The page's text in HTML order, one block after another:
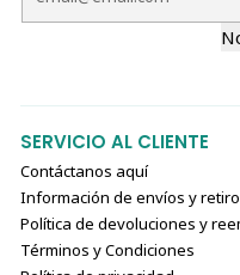
SERVICIO AL CLIENTE
Contáctanos aquí
Información de envíos y
Política de devoluciones y
Términos y Condiciones